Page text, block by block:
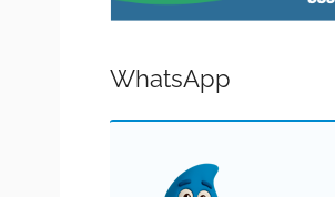
WhatsApp